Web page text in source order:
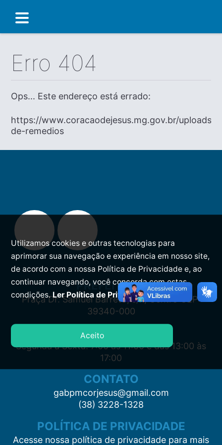
Erro 404
Ops... Este endereço está errado:
https://www.coracaodejesus.mg.gov.br/uploads/
de-remedios
PREFEITURA
Praça Dr. Samuel Barreto, s/n, Centro CEP:
39340-000
ATENDIMENTO
Segunda à Sexta: 7:00 às 11:00 e das 13:00 às
17:00
CONTATO
gabpmcorjesus@gmail.com
(38) 3228-1328
POLÍTICA DE PRIVACIDADE
Acesse nossa política de privacidade para mais
Utilizamos cookies e outras tecnologias para
aprimorar sua navegação e experiência em nosso site,
de acordo com a nossa Política de Privacidade e, ao
continuar navegando, você concorda com estas
condições.Ler Política de Privacidade.
Aceito